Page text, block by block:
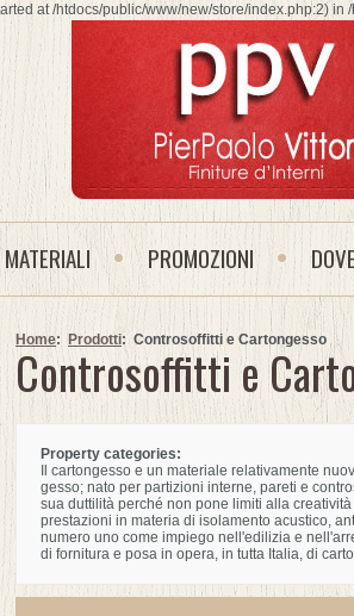
at /htdocs/public/www/new/store/index.php:2)
MATERIALI PROMOZIONI
Home: Prodotti: Controsoffitti e Cartongesso
Controsoffitti e
Property categories:
Il cartongesso e un materiale relativamente
gesso; nato per partizioni interne, pareti e
sua duttilità perché non pone limiti alla
prestazioni in materia di isolamento acustico,
numero uno come impiego nell'edilizia e
di fornitura e posa in opera, in tutta Italia, di